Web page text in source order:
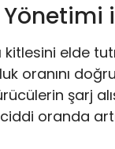
kitlesini elde
oranını
şarj
ciddi oranda